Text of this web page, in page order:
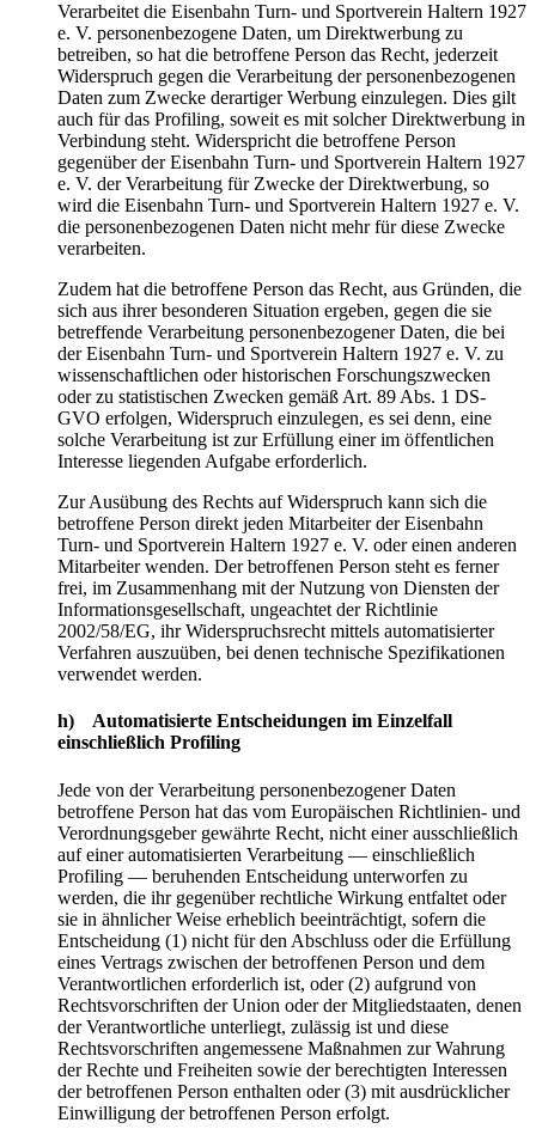
Verarbeitet die Eisenbahn Turn- und Sportverein Haltern 1927
e. V. personenbezogene Daten, um Direktwerbung zu
betreiben, so hat die betroffene Person das Recht, jederzeit
Widerspruch gegen die Verarbeitung der personenbezogenen
Daten zum Zwecke derartiger Werbung einzulegen. Dies gilt
auch für das Profiling, soweit es mit solcher Direktwerbung in
Verbindung steht. Widerspricht die betroffene Person
gegenüber der Eisenbahn Turn- und Sportverein Haltern 1927
e. V. der Verarbeitung für Zwecke der Direktwerbung, so
wird die Eisenbahn Turn- und Sportverein Haltern 1927 e. V.
die personenbezogenen Daten nicht mehr für diese Zwecke
verarbeiten.
Zudem hat die betroffene Person das Recht, aus Gründen, die
sich aus ihrer besonderen Situation ergeben, gegen die sie
betreffende Verarbeitung personenbezogener Daten, die bei
der Eisenbahn Turn- und Sportverein Haltern 1927 e. V. zu
wissenschaftlichen oder historischen Forschungszwecken
oder zu statistischen Zwecken gemäß Art. 89 Abs. 1 DS-
GVO erfolgen, Widerspruch einzulegen, es sei denn, eine
solche Verarbeitung ist zur Erfüllung einer im öffentlichen
Interesse liegenden Aufgabe erforderlich.
Zur Ausübung des Rechts auf Widerspruch kann sich die
betroffene Person direkt jeden Mitarbeiter der Eisenbahn
Turn- und Sportverein Haltern 1927 e. V. oder einen anderen
Mitarbeiter wenden. Der betroffenen Person steht es ferner
frei, im Zusammenhang mit der Nutzung von Diensten der
Informationsgesellschaft, ungeachtet der Richtlinie
2002/58/EG, ihr Widerspruchsrecht mittels automatisierter
Verfahren auszuüben, bei denen technische Spezifikationen
verwendet werden.
h) Automatisierte Entscheidungen im Einzelfall
einschließlich Profiling
Jede von der Verarbeitung personenbezogener Daten
betroffene Person hat das vom Europäischen Richtlinien- und
Verordnungsgeber gewährte Recht, nicht einer ausschließlich
auf einer automatisierten Verarbeitung — einschließlich
Profiling — beruhenden Entscheidung unterworfen zu
werden, die ihr gegenüber rechtliche Wirkung entfaltet oder
sie in ähnlicher Weise erheblich beeinträchtigt, sofern die
Entscheidung (1) nicht für den Abschluss oder die Erfüllung
eines Vertrags zwischen der betroffenen Person und dem
Verantwortlichen erforderlich ist, oder (2) aufgrund von
Rechtsvorschriften der Union oder der Mitgliedstaaten, denen
der Verantwortliche unterliegt, zulässig ist und diese
Rechtsvorschriften angemessene Maßnahmen zur Wahrung
der Rechte und Freiheiten sowie der berechtigten Interessen
der betroffenen Person enthalten oder (3) mit ausdrücklicher
Einwilligung der betroffenen Person erfolgt.